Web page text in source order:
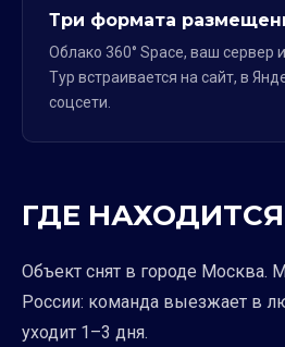
Три формата
Облако 360° Space, ваш сервер
Тур встраивается на сайт, в
соцсети.
ГДЕ
Объект снят в городе Москва.
России: команда выезжает в
уходит 1–3 дня.